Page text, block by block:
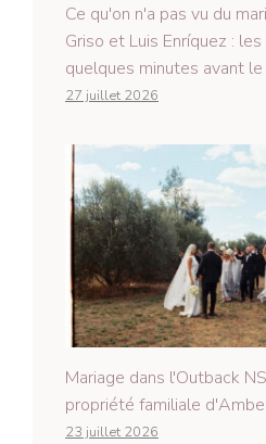
Ce qu'on n'a pas vu du
Griso et Luis Enríquez :
quelques minutes avant le
27 juillet 2026
Mariage dans l'Outback
propriété familiale
23 juillet 2026